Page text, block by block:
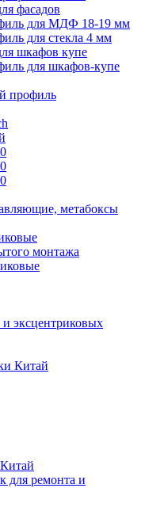
фасадов
для МДФ 18-19 мм
для стекла 4 мм
шкафов купе
для шкафов-купе
профиль
метабоксы
монтажа
эксцентриковых
Китай
для ремонта и